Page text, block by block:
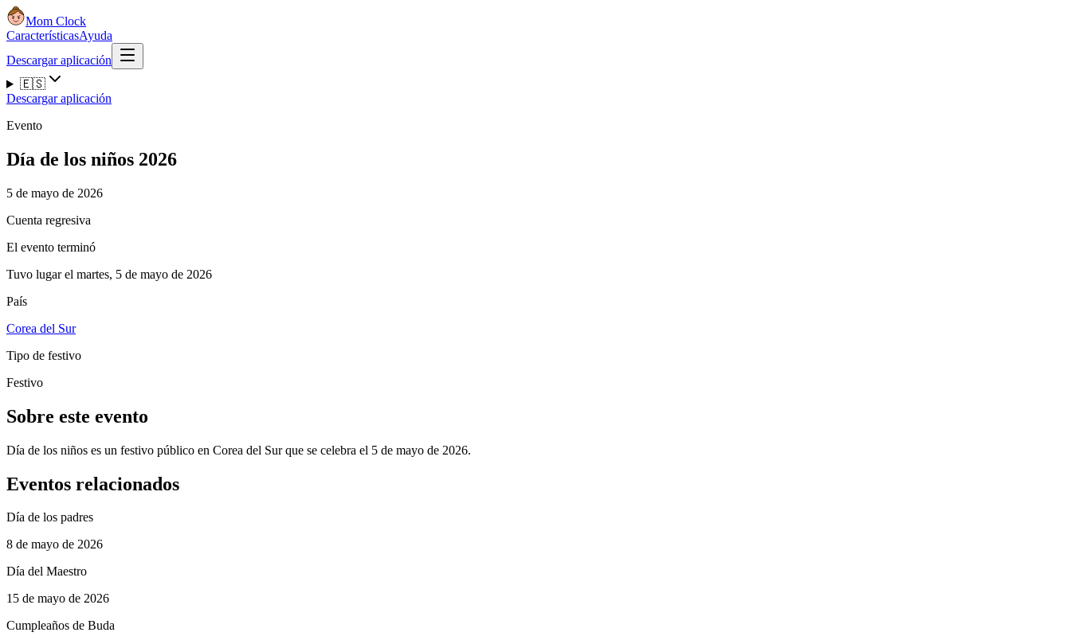
Mom Clock
CaracterísticasAyuda
Descargar aplicación
🇪🇸
Descargar aplicación
Evento
Día de los niños 2026
5 de mayo de 2026
Cuenta regresiva
El evento terminó
Tuvo lugar el martes, 5 de mayo de 2026
País
Corea del Sur
Tipo de festivo
Festivo
Sobre este evento
Día de los niños es un festivo público en Corea del Sur que se celebra el 5 de mayo de 2026.
Eventos relacionados
Día de los padres
8 de mayo de 2026
Día del Maestro
15 de mayo de 2026
Cumpleaños de Buda